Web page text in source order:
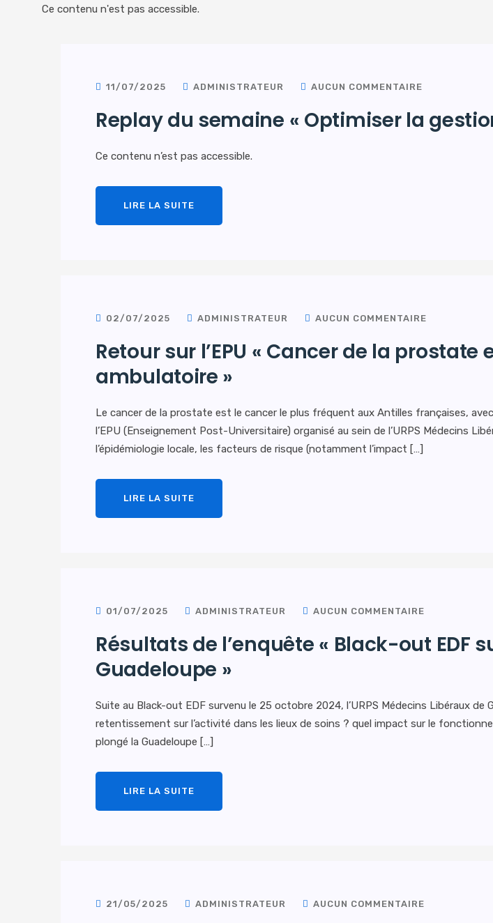
Ce contenu n'est pas accessible.
11/07/2025 ADMINISTRATEUR AUCUN COMMENTAIRE
Replay du semaine « Optimiser la
Ce contenu n’est pas accessible.
LIRE LA SUITE
02/07/2025 ADMINISTRATEUR AUCUN COMMENTAIRE
Retour sur l’EPU « Cancer de la
ambulatoire »
Le cancer de la prostate est le cancer le plus fréquent aux Antilles françaises,
l’EPU (Enseignement Post-Universitaire) organisé au sein de l’URPS Médecins
l’épidémiologie locale, les facteurs de risque (notamment l’impact […]
LIRE LA SUITE
01/07/2025 ADMINISTRATEUR AUCUN COMMENTAIRE
Résultats de l’enquête « Black-out EDF
Guadeloupe »
Suite au Black-out EDF survenu le 25 octobre 2024, l’URPS Médecins Libéraux
retentissement sur l’activité dans les lieux de soins ? quel impact sur le
plongé la Guadeloupe […]
LIRE LA SUITE
21/05/2025 ADMINISTRATEUR AUCUN COMMENTAIRE